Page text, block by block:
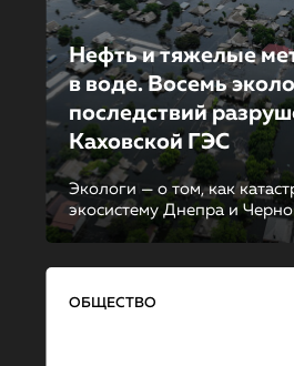
Нефть и тяжелые
в воде. Восемь
последствий
Каховской ГЭС
Экологи — о том, как
экосистему Днепра и
ОБЩЕСТВО